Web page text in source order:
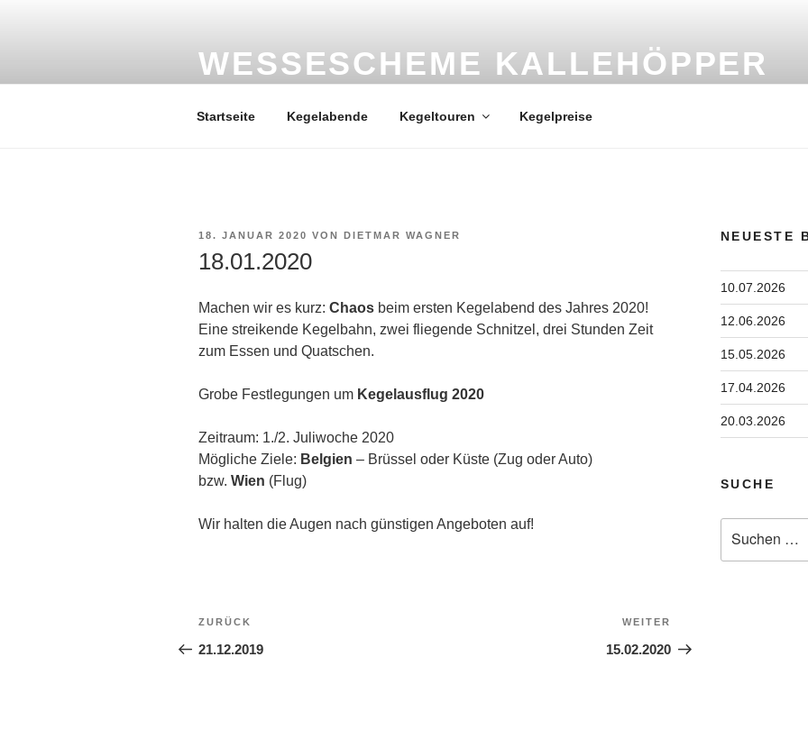
WESSESCHEME KALLEHÖPPER
Startseite Kegelabende Kegeltouren Kegelpreise
VERÖFFENTLICHT
18. JANUAR 2020 VON DIETMAR WAGNER
18.01.2020
Machen wir es kurz: Chaos beim ersten Kegelabend des Jahres 2020!
Eine streikende Kegelbahn, zwei fliegende Schnitzel, drei Stunden Zeit
zum Essen und Quatschen.
Grobe Festlegungen um Kegelausflug 2020
Zeitraum: 1./2. Juliwoche 2020
Mögliche Ziele: Belgien – Brüssel oder Küste (Zug oder Auto)
bzw. Wien (Flug)
Wir halten die Augen nach günstigen Angeboten auf!
Beitragsnavigation
Vorheriger
Beitrag
ZURÜCK
21.12.2019
Beitrag
WEITER
15.02.2020
NEUESTE
10.07.2026
12.06.2026
15.05.2026
17.04.2026
20.03.2026
SUCHE
nach: